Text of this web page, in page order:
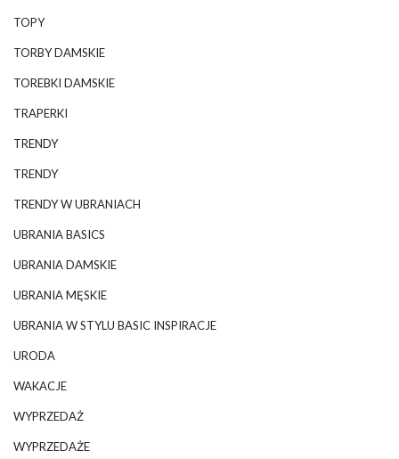
TOPY
TORBY DAMSKIE
TOREBKI DAMSKIE
TRAPERKI
TRENDY
TRENDY
TRENDY W UBRANIACH
UBRANIA BASICS
UBRANIA DAMSKIE
UBRANIA MĘSKIE
UBRANIA W STYLU BASIC INSPIRACJE
URODA
WAKACJE
WYPRZEDAŻ
WYPRZEDAŻE